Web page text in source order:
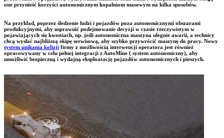
one przynieść korzyści autonomicznym kopalniom masowym na kilka sposobów.
Na przykład, poprzez śledzenie ludzi i pojazdów poza autonomicznymi obszarami
produkcyjnymi, aby usprawnić podejmowanie decyzji w czasie rzeczywistym w
pojawiających się kwestiach, np. jeśli autonomiczna maszyna ulegnie awarii, a technicy
chcą wysłać najbliższą ekipę serwisową, aby szybko przywrócić maszynę do pracy. Nowy
system unikania kolizji firmy z możliwością interwencji operatora jest również
opracowywany w celu pełnej integracji z AutoMine ( system autonomiczny), aby
umożliwić bezpieczną i wydajną eksploatację pojazdów autonomicznych i pieszych.